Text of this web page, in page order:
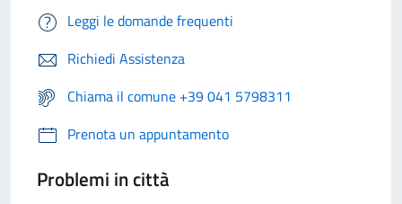
Leggi le domande frequenti
Richiedi Assistenza
Chiama il comune +39 041 5798311
Prenota un appuntamento
Problemi in città